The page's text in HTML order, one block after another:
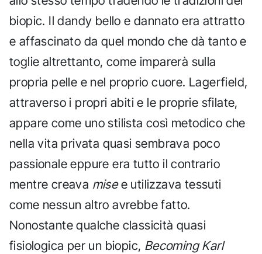
biopic. Il dandy bello e dannato era attratto
e affascinato da quel mondo che dà tanto e
toglie altrettanto, come imparerà sulla
propria pelle e nel proprio cuore. Lagerfield,
attraverso i propri abiti e le proprie sfilate,
appare come uno stilista così metodico che
nella vita privata quasi sembrava poco
passionale eppure era tutto il contrario
mentre creava misee utilizzava tessuti
come nessun altro avrebbe fatto.
Nonostante qualche classicità quasi
fisiologica per un biopic, Becoming Karl